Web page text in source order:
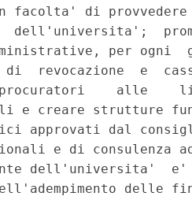
facolta' di
dell'universita';
per ogni
di  revocazione  e
alle
e creare strutture
approvati dal
e di
dell'universita'